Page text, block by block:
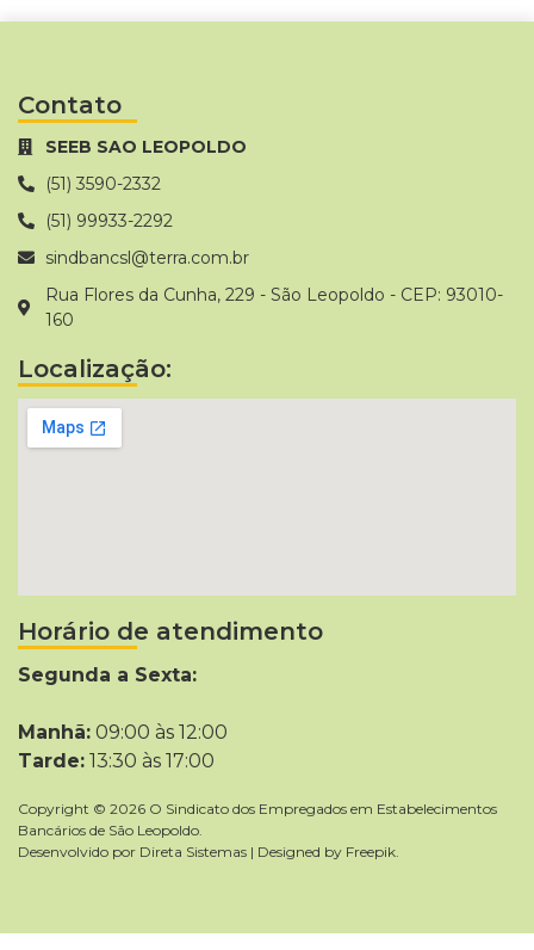
Contato
SEEB SAO LEOPOLDO
(51) 3590-2332
(51) 99933-2292
sindbancsl@terra.com.br
Rua Flores da Cunha, 229 - São Leopoldo - CEP: 93010-
160
Localização:
Horário de atendimento
Segunda a Sexta:
Manhã: 09:00 às 12:00
Tarde: 13:30 às 17:00
Copyright © 2026 O Sindicato dos Empregados em Estabelecimentos
Bancários de São Leopoldo.
Desenvolvido por Direta Sistemas | Designed by Freepik